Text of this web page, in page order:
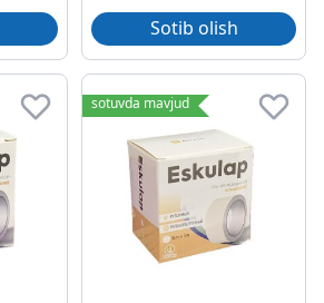
Sotib olish
sotuvda mavjud